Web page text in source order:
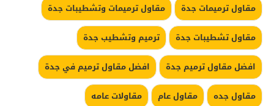
مقاول ترميمات جدة
مقاول ترميمات وتشطيبات جدة
مقاول تشطيبات جدة
ترميم وتشطيب جدة
افضل مقاول ترميم جدة
افضل مقاول ترميم في جدة
مقاول جده
مقاول عام
مقاولات عامه